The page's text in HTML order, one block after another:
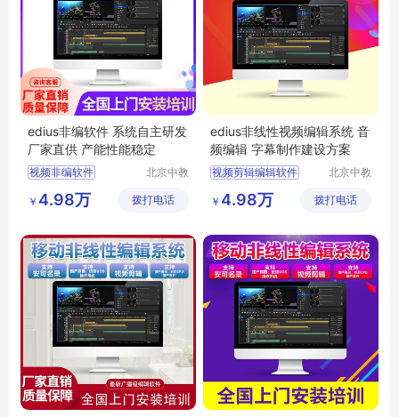
edius非编软件 系统自主研发
厂家直供 产能性能稳定
视频非编软件
编辑视频软件
非线性编辑器
北京中教
有限公司
￥ 4.98万 拨打电话
edius非线性视频编辑系统 音
频编辑 字幕制作建设方案
视频剪辑编辑软件
视频非线性编辑
视频非线性编辑软件
北京中教
有限公司
￥ 4.98万 拨打电话